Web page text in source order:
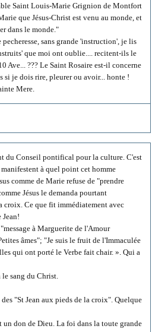
Saint Louis-Marie Grignion de Montfort
que Jésus-Christ est venu au monde, et
dans le monde."
sans grande 'instruction', je lis
que moi ont oublie.... recitent-ils le
Ave... ??? Le Saint Rosaire est-il concerne
si je dois rire, pleurer ou avoir... honte !
Mere.
du Conseil pontifical pour la culture. C'est
à quel point cet homme
comme de Marie refuse de "prendre
Jésus le demanda pourtant
croix. Ce que fit immédiatement avec
Jean!
à Marguerite de l'Amour
âmes"; "Je suis le fruit de l'Immaculée
qui ont porté le Verbe fait chair. ». Qui a
le sang du Christ.
"St Jean aux pieds de la croix". Quelque
un don de Dieu. La foi dans la toute grande